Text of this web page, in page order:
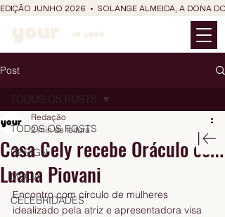
EDIÇÃO JUNHO 2026  •  SOLANGE ALMEIDA, A DONA
Post
TODOS OS POSTS
DESIGN
MODA
CELEBRIDADES
TODOS OS POSTS
Casa Cely recebe Oráculo com
Luana Piovani
Redação
2 min de leitura
Encontro com círculo de mulheres
idealizado pela atriz e apresentadora visa